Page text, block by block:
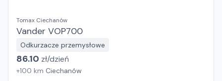
Tomax Ciechanów
Vander VOP700
Odkurzacze przemysłowe
86.10 zł/dzień
+100 km Ciechanów